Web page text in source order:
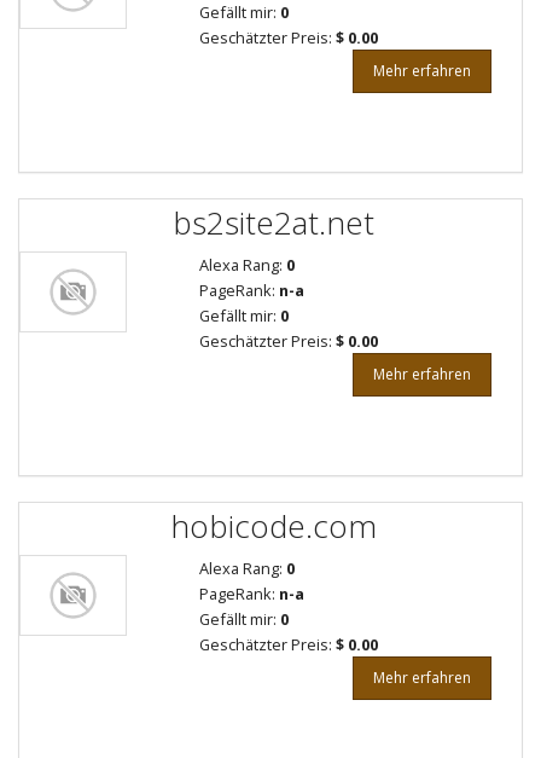
Gefällt mir: 0
Geschätzter Preis: $ 0.00
Mehr erfahren
bs2site2at.net
Alexa Rang: 0
PageRank: n-a
Gefällt mir: 0
Geschätzter Preis: $ 0.00
Mehr erfahren
hobicode.com
Alexa Rang: 0
PageRank: n-a
Gefällt mir: 0
Geschätzter Preis: $ 0.00
Mehr erfahren